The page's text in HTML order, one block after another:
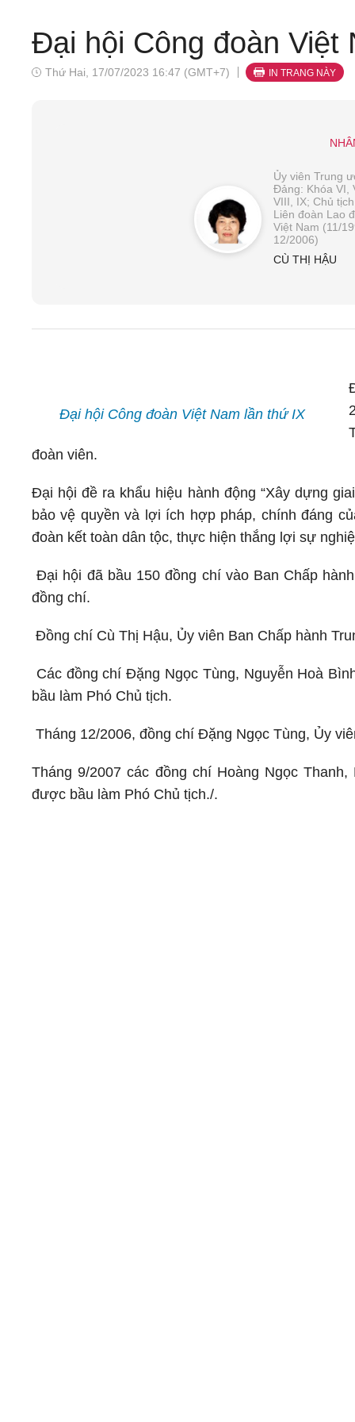
Đại hội Công đoàn Việt
Thứ Hai, 17/07/2023 16:47 (GMT+7) IN TRANG NÀY
Ủy viên Trung
Đảng: Khóa VI,
VIII, IX; Chủ
Liên đoàn Lao
Việt Nam (11/
12/2006)
CÙ THỊ HẬU
Đại hội Công đoàn Việt Nam lần thứ IX
đoàn viên.
Đại hội đề ra khẩu hiệu hành động “Xây dựng
bảo vệ quyền và lợi ích hợp pháp, chính đáng
đoàn kết toàn dân tộc, thực hiện thắng lợi sự
Đại hội đã bầu 150 đồng chí vào Ban Chấp
đồng chí.
Đồng chí Cù Thị Hậu, Ủy viên Ban Chấp hành
Các đồng chí Đặng Ngọc Tùng, Nguyễn Hoà
bầu làm Phó Chủ tịch.
Tháng 12/2006, đồng chí Đặng Ngọc Tùng, Ủy
Tháng 9/2007 các đồng chí Hoàng Ngọc
được bầu làm Phó Chủ tịch./.